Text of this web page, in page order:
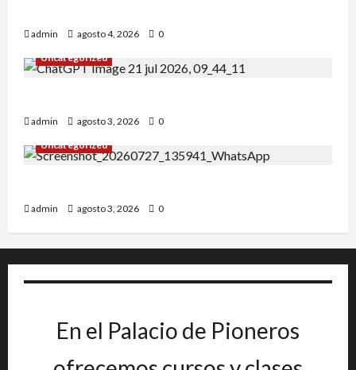
admin agosto 4, 2026
0
Uncategorized
admin agosto 3, 2026
0
Uncategorized
admin agosto 3, 2026 0
En el Palacio de Pioneros